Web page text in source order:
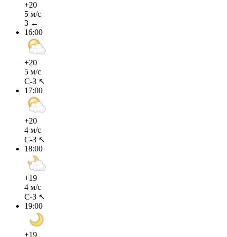
+20
5 м/с
З ←
16:00
+20
5 м/с
С-З ↖
17:00
+20
4 м/с
С-З ↖
18:00
+19
4 м/с
С-З ↖
19:00
+19